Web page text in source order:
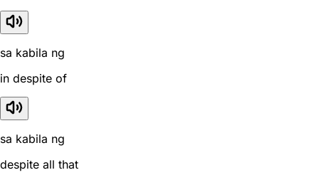
sa kabila ng
in despite of
sa kabila ng
despite all that